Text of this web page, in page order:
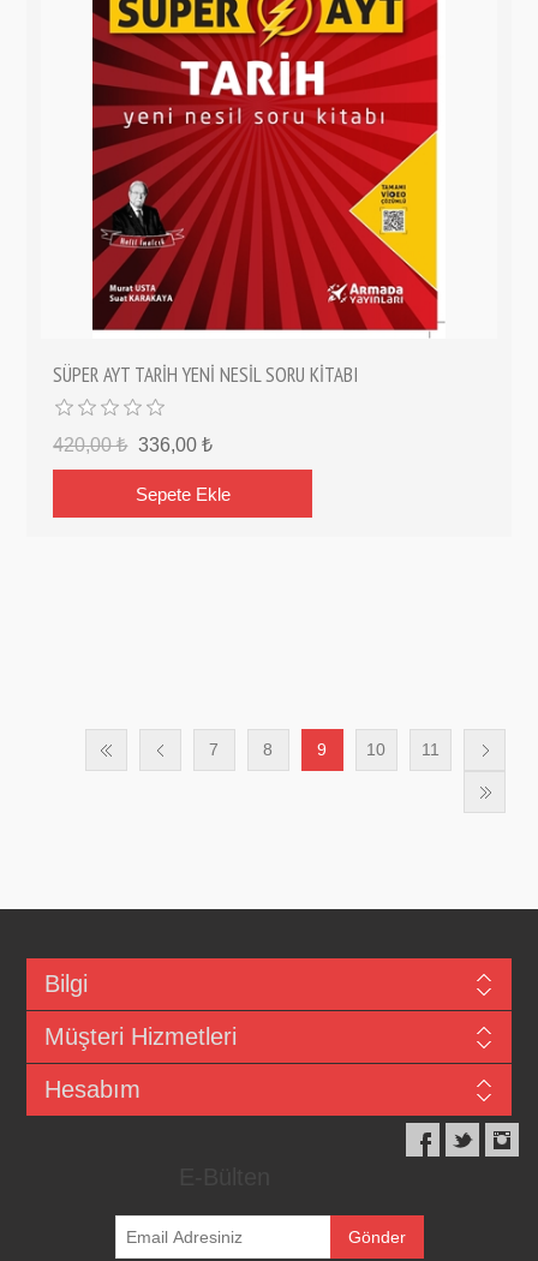
SÜPER AYT TARİH YENİ NESİL SORU KİTABI
420,00 ₺ 336,00 ₺
7 8 9 10 11
Bilgi
Müşteri Hizmetleri
Hesabım